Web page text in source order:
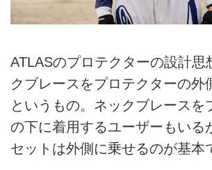
ATLASのプロテクターの設計思
クブレースをプロテクターの外
というもの。ネックブレースを
の下に着用するユーザーもいる
セットは外側に乗せるのが基本